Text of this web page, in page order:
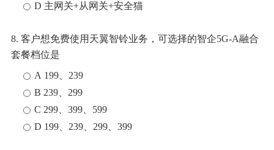
D 主网关+从网关+安全猫
8. 客户想免费使用天翼智铃业务，可选择的智企5G-A融合
套餐档位是
A 199、239
B 239、299
C 299、399、599
D 199、239、299、399